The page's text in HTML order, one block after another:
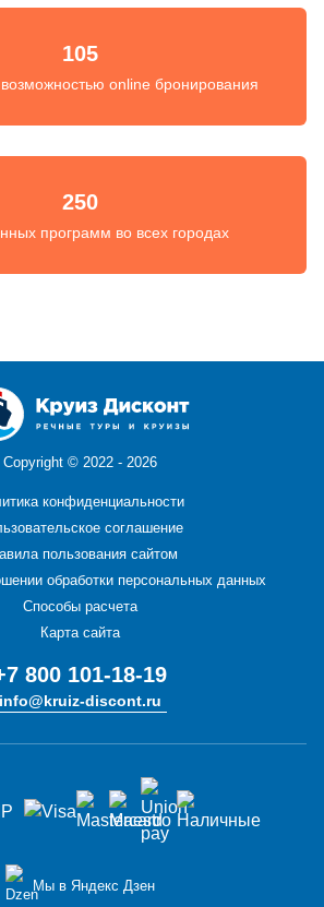
105
online бронирования
250
программ во всех городах
Copyright © 2022 - 2026
конфиденциальности
соглашение
пользования сайтом
обработки персональных данных
Способы расчета
Карта сайта
800 101-18-19
info@kruiz-discont.ru
Мы в Яндекс Дзен